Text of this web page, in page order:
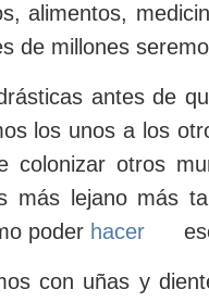
alimentos,
de millones
antes de
los unos a los
colonizar otros
más lejano más
poder hacer
con uñas y